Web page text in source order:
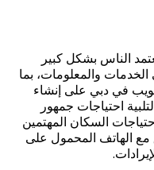
الناس بشكل كبير
والمعلومات، بما
في دبي على إنشاء
احتياجات جمهور
السكان المهتمين
مع الهاتف المحمول على
.